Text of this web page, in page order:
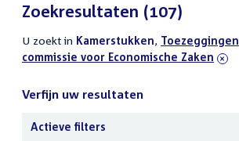
Zoekresultaten (107)
U zoekt in actieve
filters
Kamerstukken, verwijder
filter
Toezeggingen
commissie voor Economische Zaken
Verfijn uw resultaten
Actieve filters